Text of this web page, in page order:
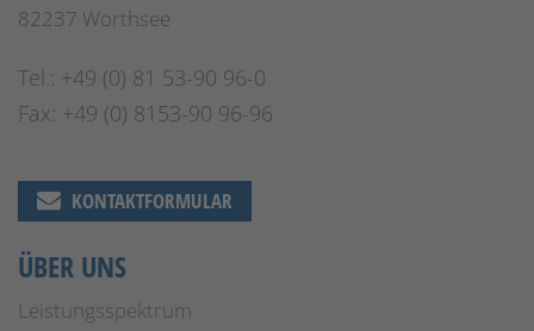
82237 Wörthsee
Tel.: +49 (0) 81 53-90 96-0
Fax: +49 (0) 8153-90 96-96
KONTAKTFORMULAR
ÜBER UNS
Leistungsspektrum